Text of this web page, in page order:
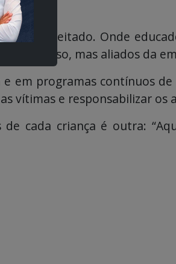
respeitado. Onde
maldoso, mas aliados da
em programas contínuos
vítimas e responsabilizar os
cada criança é outra: